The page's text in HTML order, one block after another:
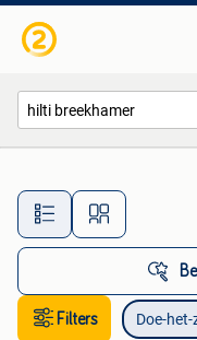
Filters Doe-